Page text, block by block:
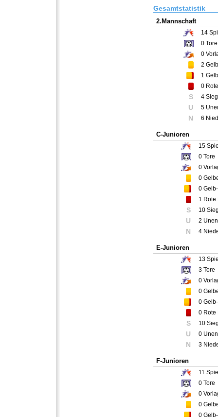
Gesamtstatistik
2.Mannschaft
14
0 Tore
0
2
1
0
S 4
U 5
N 6
C-Junioren
15
0 Tore
0
0
0
1 Rote
S 10
U 2
N 4
E-Junioren
13
3 Tore
0
0
0
0 Rote
S 10
U 0
N 3
F-Junioren
11
0 Tore
0
0
0